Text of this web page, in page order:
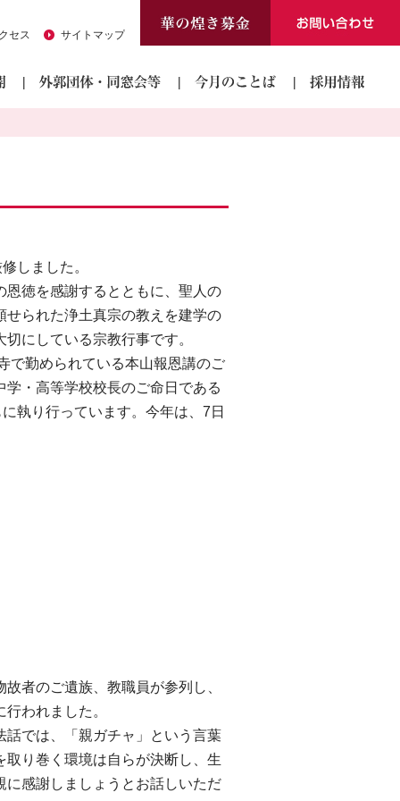
セス サイトマップ
しました。
徳を感謝するとともに、聖人の
られた浄土真宗の教えを建学の
にしている宗教行事です。
で勤められている本山報恩講のご
・高等学校校長のご命日である
執り行っています。今年は、7日
者のご遺族、教職員が参列し、
われました。
話では、「親ガチャ」という言葉
り巻く環境は自らが決断し、生
感謝しましょうとお話しいただ